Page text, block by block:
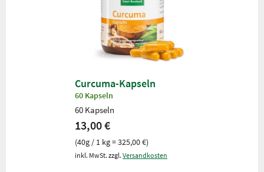
Curcuma-Kapseln
60 Kapseln
60 Kapseln
13,00 €
(40g / 1 kg = 325,00 €)
inkl. MwSt. zzgl. Versandkosten